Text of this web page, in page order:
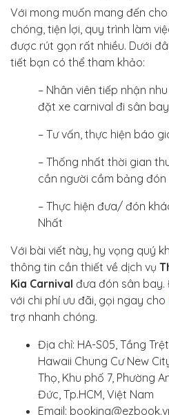
Với mong muốn mang đến
chóng, tiện lợi, quy trình làm
được rút gọn rất nhiều. Dưới
tiết bạn có thể tham khảo:
– Nhân viên tiếp nhận
đặt xe carnival đi sân
– Tư vấn, thực hiện báo
– Thống nhất thời gian
cần người cầm bảng
– Thực hiện đưa/ đón
Nhất
Với bài viết này, hy vọng quý
thông tin cần thiết về dịch vụ
Kia Carnival đưa đón sân
với chi phí ưu đãi, gọi ngay cho
trợ nhanh chóng.
Địa chỉ: HA-S05, Tầng
Hawaii Chung Cư New
Thọ, Khu phố 7, Phường
Đức, Tp.HCM, Việt Nam
Email: